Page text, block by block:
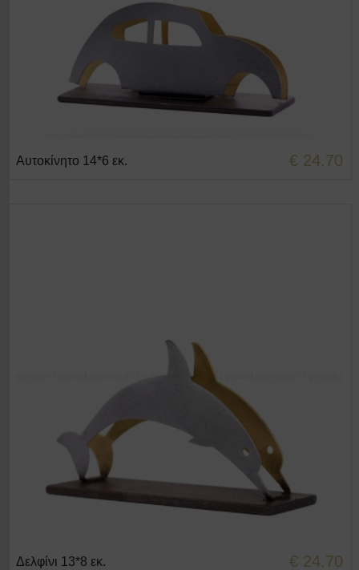
Αυτοκίνητο 14*6 εκ. € 24.70
Δελφίνι 13*8 εκ. € 24.70